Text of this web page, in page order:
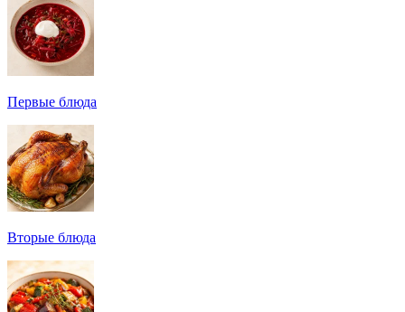
Первые блюда
Вторые блюда